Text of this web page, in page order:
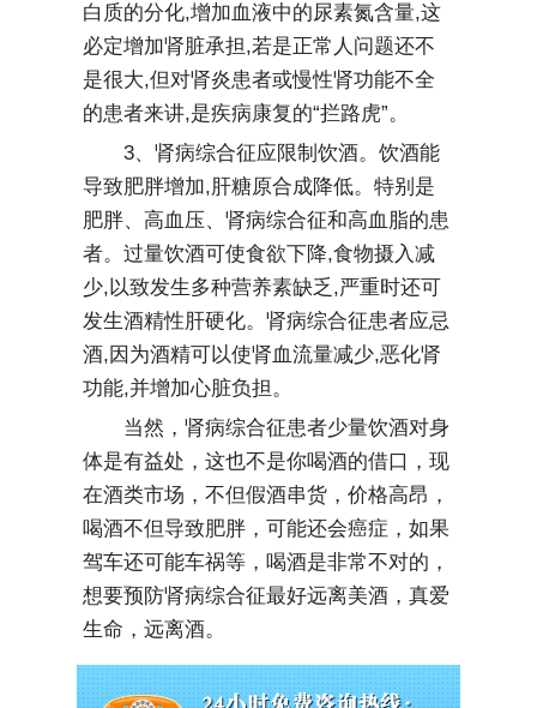
白质的分化,增加血液中的尿素氮含量,这
必定增加肾脏承担,若是正常人问题还不
是很大,但对肾炎患者或慢性肾功能不全
的患者来讲,是疾病康复的“拦路虎”。
3、肾病综合征应限制饮酒。饮酒能
导致肥胖增加,肝糖原合成降低。特别是
肥胖、高血压、肾病综合征和高血脂的患
者。过量饮酒可使食欲下降,食物摄入减
少,以致发生多种营养素缺乏,严重时还可
发生酒精性肝硬化。肾病综合征患者应忌
酒,因为酒精可以使肾血流量减少,恶化肾
功能,并增加心脏负担。
当然，肾病综合征患者少量饮酒对身
体是有益处，这也不是你喝酒的借口，现
在酒类市场，不但假酒串货，价格高昂，
喝酒不但导致肥胖，可能还会癌症，如果
驾车还可能车祸等，喝酒是非常不对的，
想要预防肾病综合征最好远离美酒，真爱
生命，远离酒。